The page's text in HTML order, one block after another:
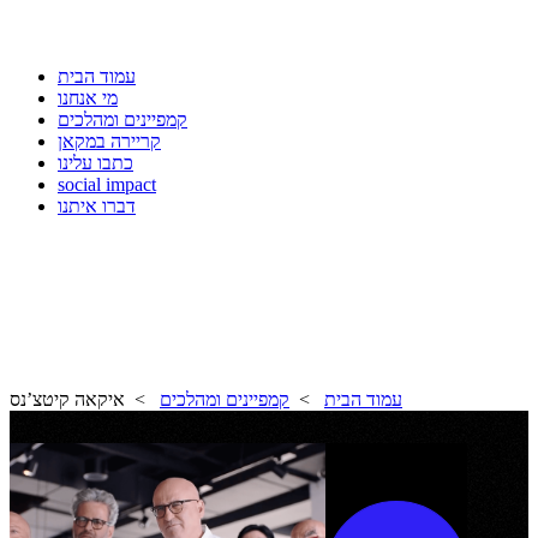
עמוד הבית
מי אנחנו
קמפיינים ומהלכים
קריירה במקאן
כתבו עלינו
social impact
דברו איתנו
עמוד הבית > קמפיינים ומהלכים > איקאה קיטצ’נס